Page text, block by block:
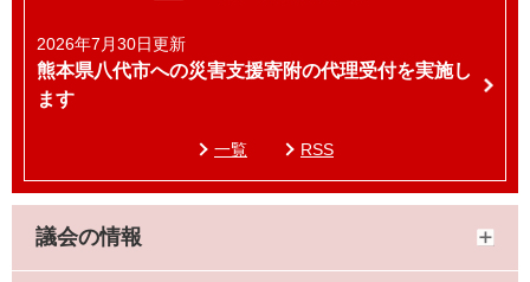
2026年7月30日更新
熊本県八代市への災害支援寄附の代理受付を実施し
ます
一覧 RSS
議会の情報